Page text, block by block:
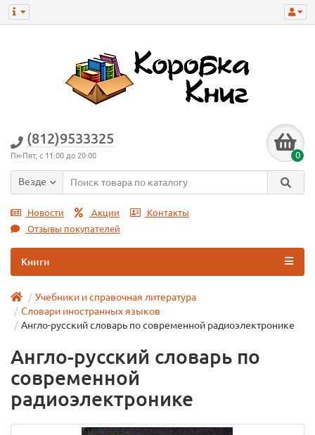
(812)9533325
Пн-Пят, с 11:00 до 20:00 0
Везде
Новости Акции
Контакты
Отзывы покупателей
Книги
Учебники и справочная литература
Словари иностранных языков
Англо-русский словарь по современной радиоэлектронике
Англо-русский словарь по
современной
радиоэлектронике